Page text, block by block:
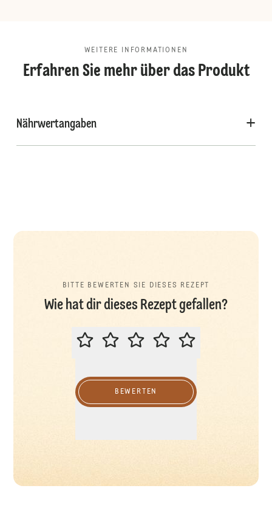
WEITERE INFORMATIONEN
Erfahren Sie mehr über das Produkt
Nährwertangaben
BITTE BEWERTEN SIE DIESES REZEPT
Wie hat dir dieses Rezept gefallen?
BITTE BEWERTEN SIE DIESES
BEWERTEN